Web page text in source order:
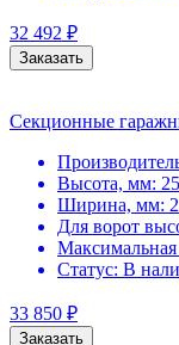
32 492 ₽
Заказать
Секционные
Высота, мм:
Ширина, мм:
Для ворот
Статус: В
33 850 ₽
Заказать